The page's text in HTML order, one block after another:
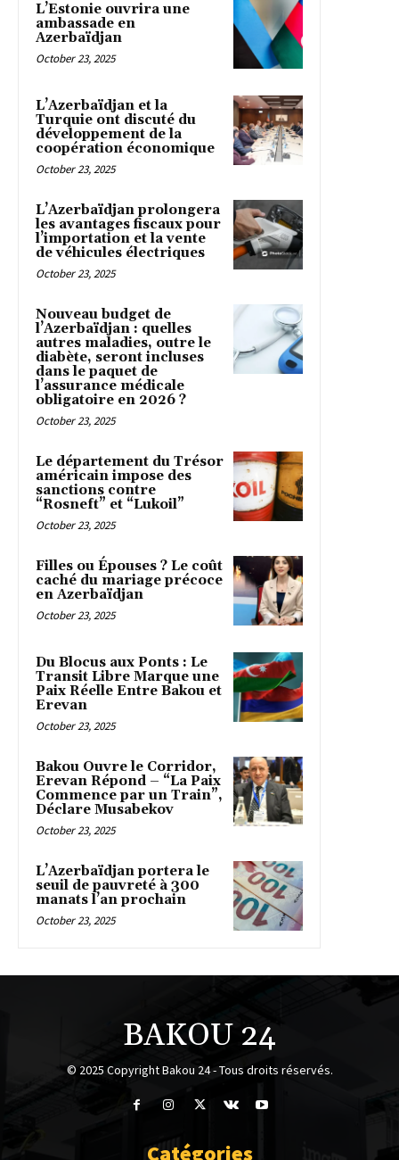
L’Estonie ouvrira une
ambassade en
Azerbaïdjan
October 23, 2025
L’Azerbaïdjan et la
Turquie ont discuté du
développement de la
coopération économique
October 23, 2025
L’Azerbaïdjan prolongera
les avantages fiscaux pour
l’importation et la vente
de véhicules électriques
October 23, 2025
Nouveau budget de
l’Azerbaïdjan : quelles
autres maladies, outre le
diabète, seront incluses
dans le paquet de
l’assurance médicale
obligatoire en 2026 ?
October 23, 2025
Le département du Trésor
américain impose des
sanctions contre
“Rosneft” et “Lukoil”
October 23, 2025
Filles ou Épouses ? Le coût
caché du mariage précoce
en Azerbaïdjan
October 23, 2025
Du Blocus aux Ponts : Le
Transit Libre Marque une
Paix Réelle Entre Bakou et
Erevan
October 23, 2025
Bakou Ouvre le Corridor,
Erevan Répond – “La Paix
Commence par un Train”,
Déclare Musabekov
October 23, 2025
L’Azerbaïdjan portera le
seuil de pauvreté à 300
manats l’an prochain
October 23, 2025
BAKOU 24
© 2025 Copyright Bakou 24 - Tous droits réservés.
Catégories